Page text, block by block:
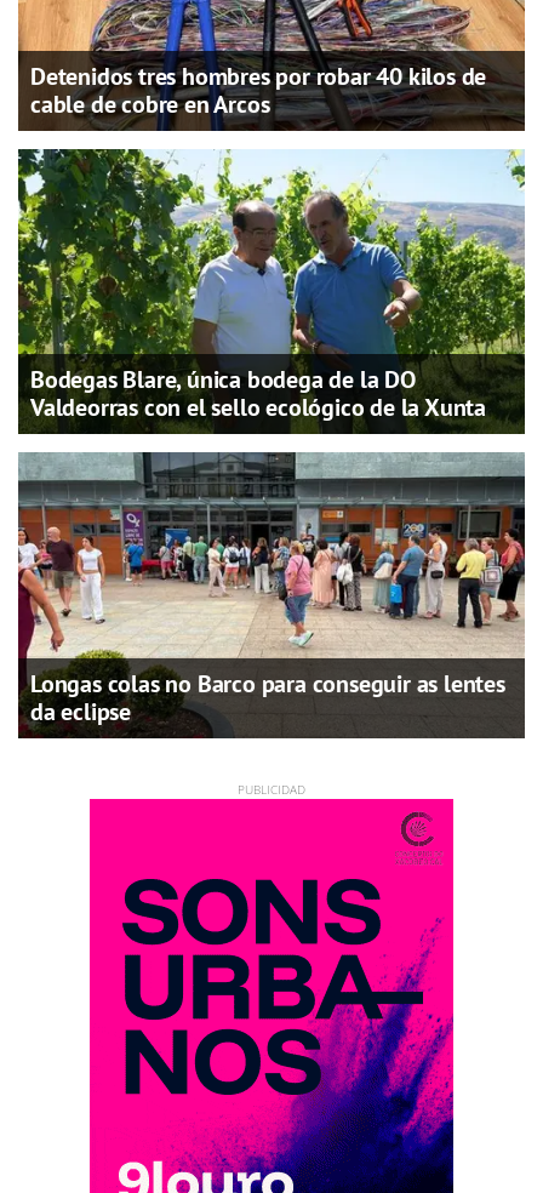
Detenidos tres hombres por robar 40 kilos de
cable de cobre en Arcos
Bodegas Blare, única bodega de la DO
Valdeorras con el sello ecológico de la Xunta
Longas colas no Barco para conseguir as lentes
da eclipse